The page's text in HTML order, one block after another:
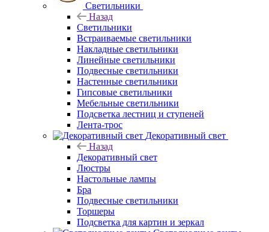
Светильники
Назад
Светильники
Встраиваемые светильники
Накладные светильники
Линейные светильники
Подвесные светильники
Настенные светильники
Гипсовые светильники
Мебельные светильники
Подсветка лестниц и ступеней
Лента-трос
Декоративный свет
Назад
Декоративный свет
Люстры
Настольные лампы
Бра
Подвесные светильники
Торшеры
Подсветка для картин и зеркал